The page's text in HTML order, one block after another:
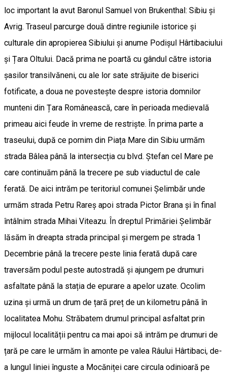
loc important la avut Baronul Samuel von Brukenthal: Sibiu și
Avrig. Traseul parcurge două dintre regiunile istorice și
culturale din apropierea Sibiului și anume Podișul Hârtibaciului
și Țara Oltului. Dacă prima ne poartă cu gândul către istoria
șasilor transilvăneni, cu ale lor sate străjuite de biserici
fotificate, a doua ne povestește despre istoria domnilor
munteni din Țara Românească, care în perioada medievală
primeau aici feude în vreme de restriște. În prima parte a
traseului, după ce pornim din Piața Mare din Sibiu urmăm
strada Bâlea până la intersecția cu blvd. Ștefan cel Mare pe
care continuăm până la trecere pe sub viaductul de cale
ferată. De aici intrăm pe teritoriul comunei Șelimbăr unde
urmăm strada Petru Rareș apoi strada Pictor Brana și în final
întâlnim strada Mihai Viteazu. În dreptul Primăriei Șelimbăr
lăsăm în dreapta strada principal și mergem pe strada 1
Decembrie până la trecere peste linia ferată după care
traversăm podul peste autostradă și ajungem pe drumuri
asfaltate până la stația de epurare a apelor uzate. Ocolim
uzina și urmă un drum de țară preț de un kilometru până în
localitatea Mohu. Străbatem drumul principal asfaltat prin
mijlocul localității pentru ca mai apoi să intrăm pe drumuri de
țară pe care le urmăm în amonte pe valea Râului Hârtibaci, de-
a lungul liniei înguste a Mocăniței care circula odinioară pe